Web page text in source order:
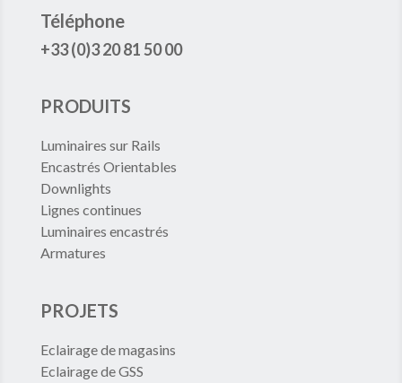
Téléphone
+33 (0)3 20 81 50 00
PRODUITS
Luminaires sur Rails
Encastrés Orientables
Downlights
Lignes continues
Luminaires encastrés
Armatures
PROJETS
Eclairage de magasins
Eclairage de GSS